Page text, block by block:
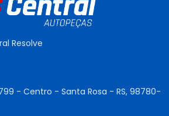
Resolve
- Centro - Santa Rosa - RS, 98780-